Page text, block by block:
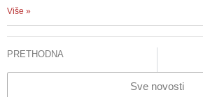
Više »
PRETHODNA
Sve novosti